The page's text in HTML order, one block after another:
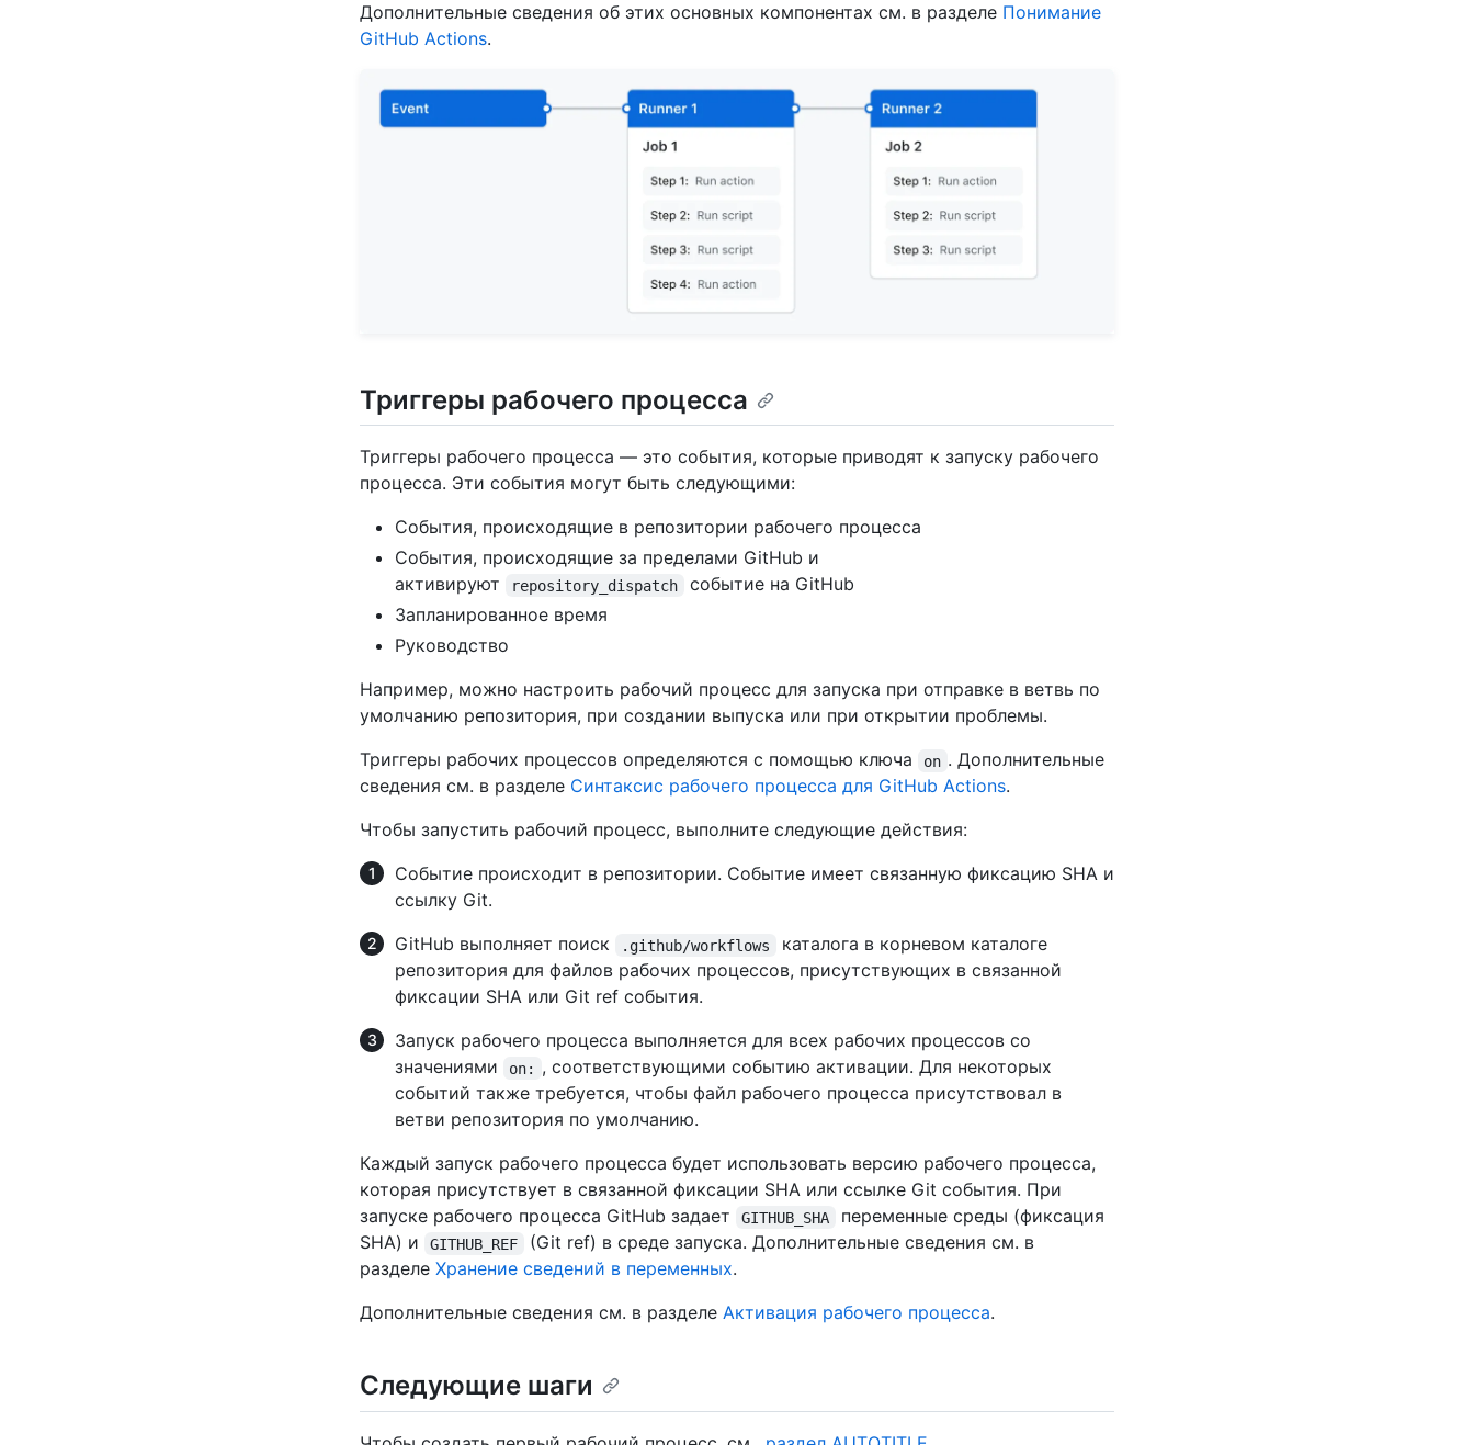
Дополнительные сведения об этих основных компонентах см. в разделе Понимание
GitHub Actions.
Триггеры рабочего процесса
Триггеры рабочего процесса — это события, которые приводят к запуску рабочего
процесса. Эти события могут быть следующими:
События, происходящие в репозитории рабочего процесса
События, происходящие за пределами GitHub и
активируют
repository_dispatch
событие на GitHub
Запланированное время
Руководство
Например, можно настроить рабочий процесс для запуска при отправке в ветвь по
умолчанию репозитория, при создании выпуска или при открытии проблемы.
Триггеры рабочих процессов определяются с помощью ключа
on . Дополнительные
сведения см. в разделе Синтаксис рабочего процесса для GitHub Actions.
Чтобы запустить рабочий процесс, выполните следующие действия:
Событие происходит в репозитории. Событие имеет связанную фиксацию SHA и
ссылку Git.
GitHub выполняет поиск
.github/workflows
каталога в корневом каталоге
репозитория для файлов рабочих процессов, присутствующих в связанной
фиксации SHA или Git ref события.
Запуск рабочего процесса выполняется для всех рабочих процессов со
значениями
on:
, соответствующими событию активации. Для некоторых
событий также требуется, чтобы файл рабочего процесса присутствовал в
ветви репозитория по умолчанию.
Каждый запуск рабочего процесса будет использовать версию рабочего процесса,
которая присутствует в связанной фиксации SHA или ссылке Git события. При
запуске рабочего процесса GitHub задает
GITHUB_SHA
переменные среды (фиксация
SHA) и
GITHUB_REF
(Git ref) в среде запуска. Дополнительные сведения см. в
разделе Хранение сведений в переменных.
Дополнительные сведения см. в разделе Активация рабочего процесса.
Следующие шаги